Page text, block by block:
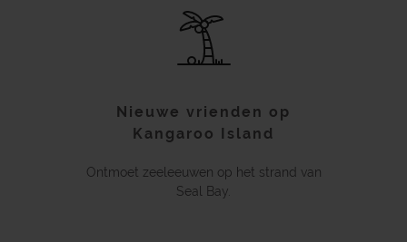
Nieuwe vrienden op
Kangaroo Island
Ontmoet zeeleeuwen op het strand van
Seal Bay.